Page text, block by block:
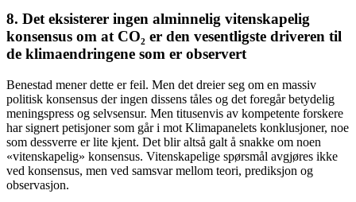
8. Det eksisterer ingen alminnelig vitenskapelig
konsensus om at CO₂ er den vesentligste driveren til
de klimaendringene som er observert
Benestad mener dette er feil. Men det dreier seg om en massiv
politisk konsensus der ingen dissens tåles og det foregår betydelig
meningspress og selvsensur. Men titusenvis av kompetente forskere
har signert petisjoner som går i mot Klimapanelets konklusjoner, noe
som dessverre er lite kjent. Det blir altså galt å snakke om noen
«vitenskapelig» konsensus. Vitenskapelige spørsmål avgjøres ikke
ved konsensus, men ved samsvar mellom teori, prediksjon og
observasjon.